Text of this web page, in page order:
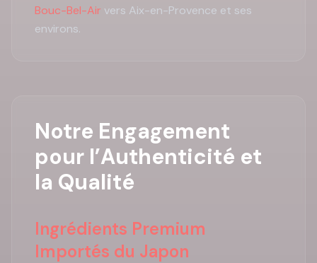
Bouc-Bel-Air vers Aix-en-Provence et ses
environs.
Notre Engagement
pour l’Authenticité et
la Qualité
Ingrédients Premium
Importés du Japon